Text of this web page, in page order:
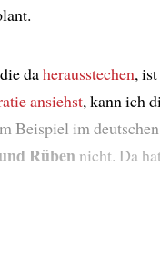
daherausstechen,
ansiehst, kann ich
Beispiel im deutschen
Rüben nicht. Da